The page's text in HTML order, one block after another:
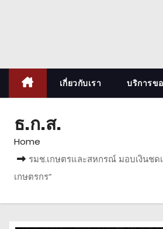
เกี่ยวกับเรา บริการขอ
ธ.ก.ส.
Home
รมช.เกษตรและสหกรณ์ มอบเงินชด
เกษตรกร”